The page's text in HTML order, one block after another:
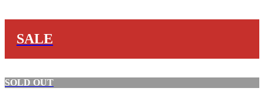
SALE
SOLD OUT